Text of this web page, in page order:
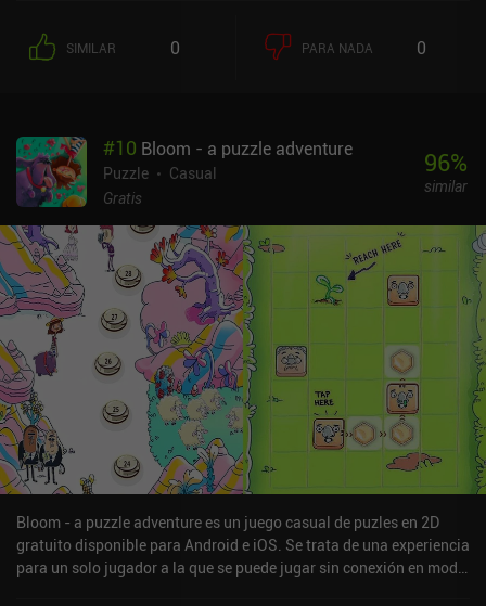
SIMILAR 0 PARA NADA 0
#10 Bloom - a puzzle adventure
Puzzle
Casual
Gratis
96%
similar
Bloom - a puzzle adventure es un juego casual de puzles en 2D
gratuito disponible para Android e iOS. Se trata de una experiencia
para un solo jugador a la que se puede jugar sin conexión en modo